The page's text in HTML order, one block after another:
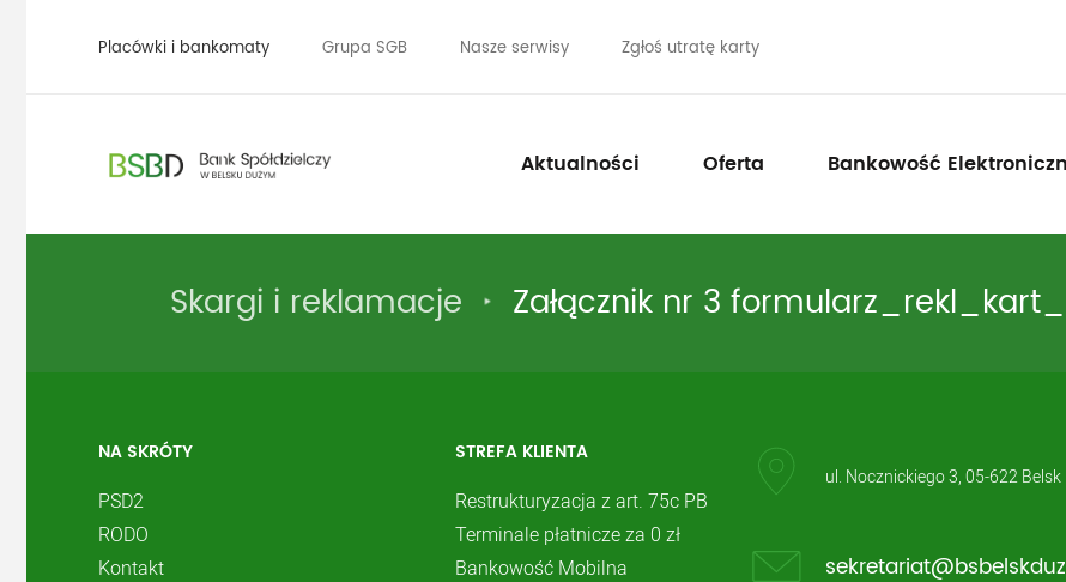
Placówki i bankomaty Grupa SGB Nasze serwisy Zgłoś utratę karty
Aktualności Oferta Bankowość
Skargi i reklamacje Załącznik nr 3
NA SKRÓTY
PSD2
RODO
Kontakt
STREFA KLIENTA
Restrukturyzacja z art. 75c PB
Terminale płatnicze za 0 zł
Bankowość Mobilna
ul. Nocznickiego 3, 05-622 Belsk